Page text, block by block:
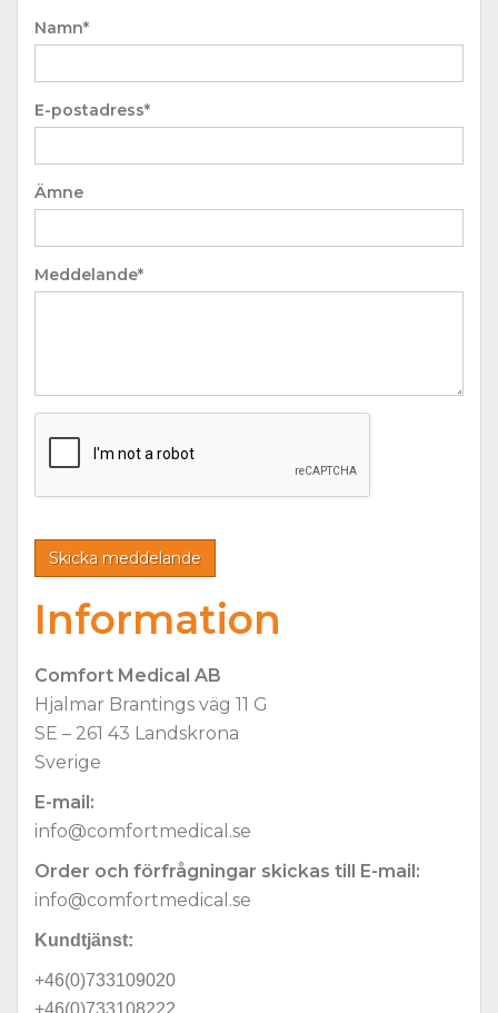
Namn*
E-postadress*
Ämne
Meddelande*
Information
Comfort Medical AB
Hjalmar Brantings väg 11 G
SE – 261 43 Landskrona
Sverige
E-mail:
info@comfortmedical.se
Order och förfrågningar skickas till E-mail:
info@comfortmedical.se
Kundtjänst:
+46(0)733109020
+46(0)733108222